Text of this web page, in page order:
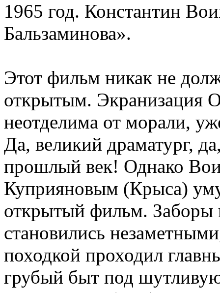
1965 год. Константин
Бальзаминова».
Этот фильм никак не
открытым. Экранизация
неотделима от морали,
Да, великий драматург,
прошлый век! Однако
Куприяновым (Крыса)
открытый фильм. Заборы
становились
походкой проходил
грубый быт под